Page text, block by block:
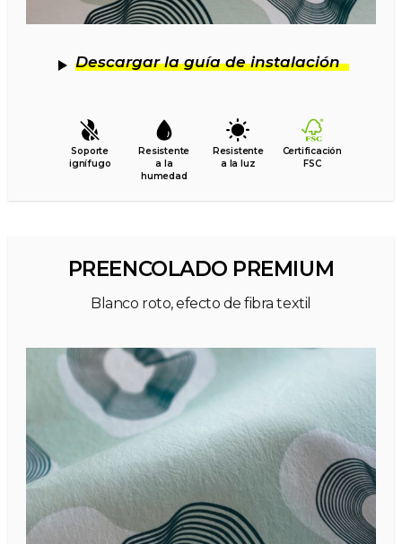
Descargar la guía de instalación
Soporte
ignífugo
Resistente
a la
humedad
Resistente
a la luz
Certificación
FSC
PREENCOLADO PREMIUM
Blanco roto, efecto de fibra textil